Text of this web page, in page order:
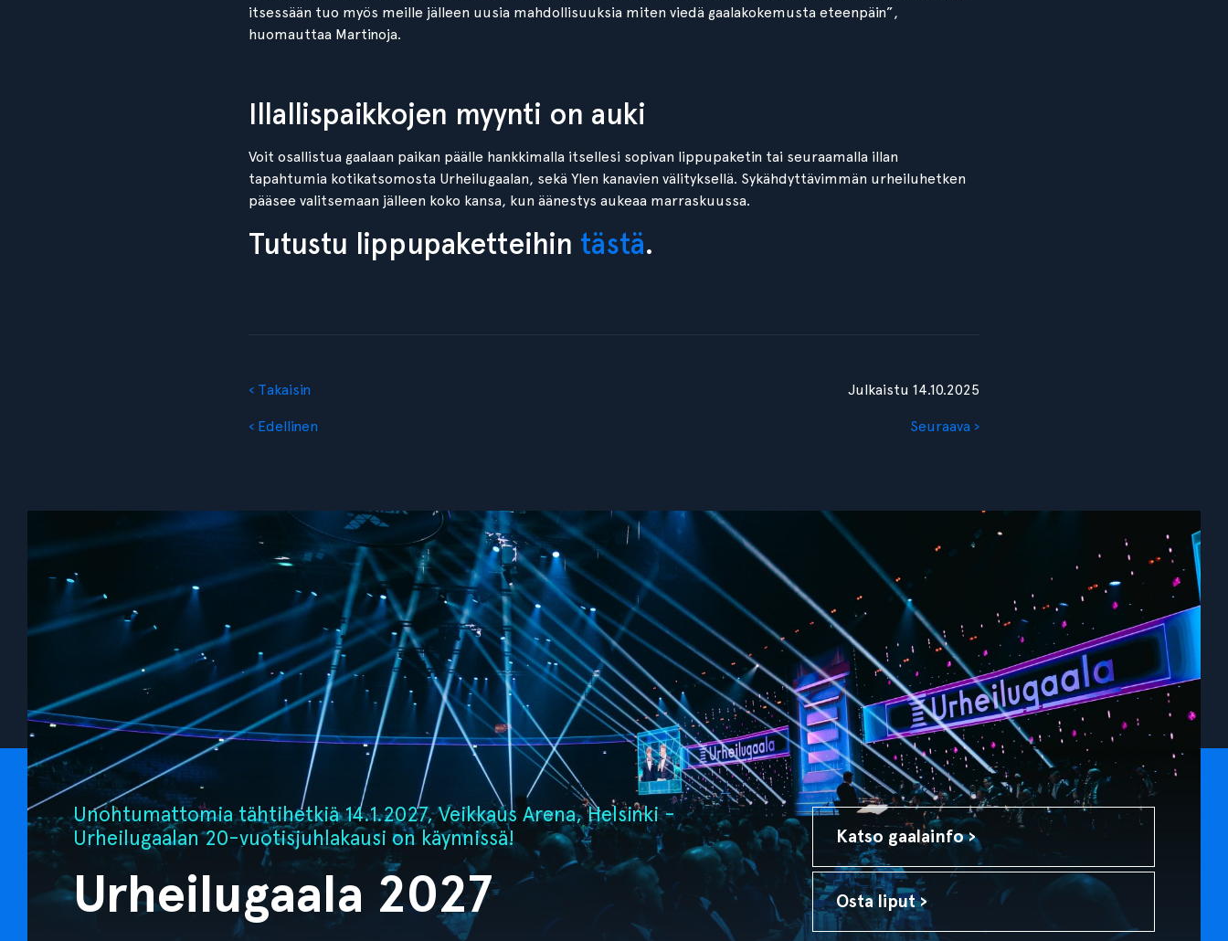
itsessään tuo myös meille jälleen uusia mahdollisuuksia miten viedä gaalakokemusta eteenpäin”,
huomauttaa Martinoja.
Illallispaikkojen myynti on auki
Voit osallistua gaalaan paikan päälle hankkimalla itsellesi sopivan lippupaketin tai seuraamalla illan
tapahtumia kotikatsomosta Urheilugaalan, sekä Ylen kanavien välityksellä. Sykähdyttävimmän urheiluhetken
pääsee valitsemaan jälleen koko kansa, kun äänestys aukeaa marraskuussa.
Tutustu lippupaketteihin tästä.
‹ Takaisin Julkaistu 14.10.2025
‹ Edellinen Seuraava ›
Unohtumattomia tähtihetkiä 14.1.2027, Veikkaus Arena, Helsinki -
Urheilugaalan 20-vuotisjuhlakausi on käynnissä!
Urheilugaala 2027
Katso gaalainfo ›
Osta liput ›